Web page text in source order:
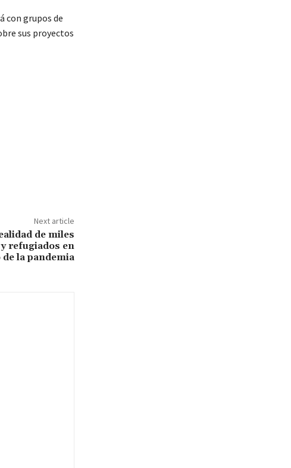
con grupos de
sus proyectos
Next article
de miles
refugiados en
la pandemia